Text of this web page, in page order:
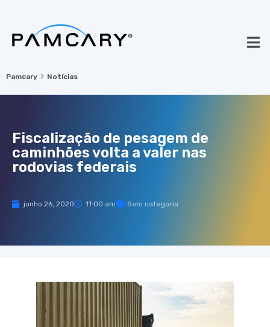
Pamcary Notícias
Fiscalização de pesagem de
caminhões volta a valer nas
rodovias federais
junho 26, 2020 11:00 am Sem categoria